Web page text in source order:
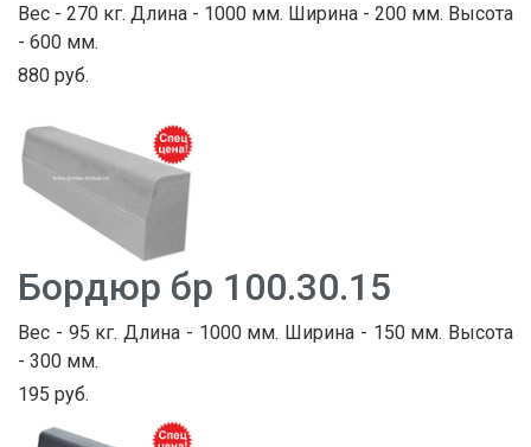
Вес - 270 кг. Длина - 1000 мм. Ширина - 200 мм. Высота
- 600 мм.
880 руб.
Бордюр бр 100.30.15
Вес - 95 кг. Длина - 1000 мм. Ширина - 150 мм. Высота
- 300 мм.
195 руб.